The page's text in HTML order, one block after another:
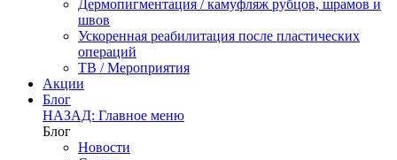
Дермопигментация / камуфляж рубцов, шрамов и
швов
Ускоренная реабилитация после пластических
операций
ТВ / Мероприятия
Акции
Блог
НАЗАД: Главное меню
Блог
Новости